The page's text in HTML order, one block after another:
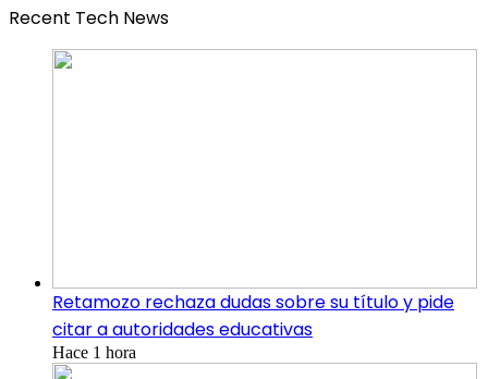
Recent Tech News
Retamozo rechaza dudas sobre su título y pide
citar a autoridades educativas
Hace 1 hora